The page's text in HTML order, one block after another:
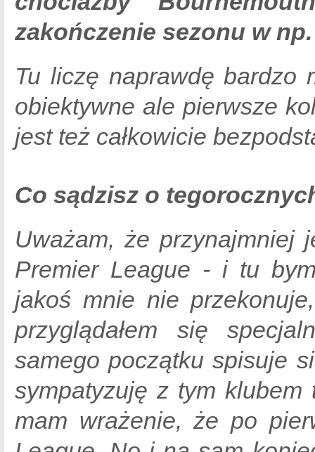
zakończenie sezonu w
Tu liczę naprawdę bardzo
obiektywne ale pierwsze
jest też całkowicie
Co sądzisz o
Uważam, że przynajmniej
Premier League - i tu
jakoś mnie nie
przyglądałem się
samego początku spisuje
sympatyzuję z tym
mam wrażenie, że po